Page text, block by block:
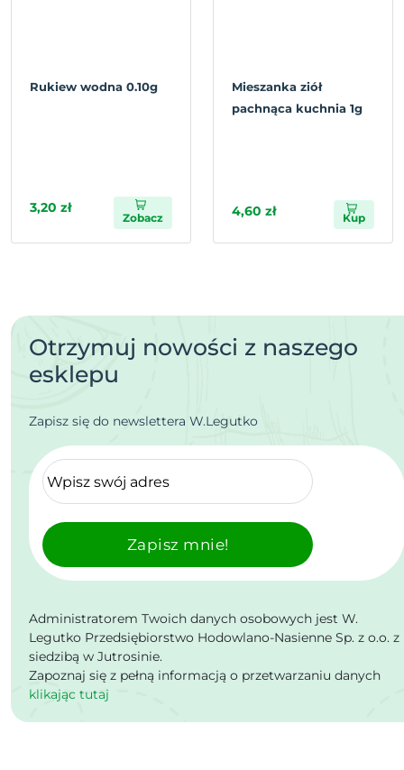
Rukiew wodna 0.10g
3,20 zł
Zobacz
Mieszanka ziół
pachnąca kuchnia 1g
4,60 zł Kup
Otrzymuj nowości z naszego
esklepu
Zapisz się do newslettera W.Legutko
Zapisz mnie!
Administratorem Twoich danych osobowych jest W.
Legutko Przedsiębiorstwo Hodowlano-Nasienne Sp. z o.o. z
siedzibą w Jutrosinie.
Zapoznaj się z pełną informacją o przetwarzaniu danych
klikając tutaj